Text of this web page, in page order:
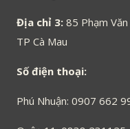
Địa chỉ 3: 85 Phạm
TP Cà Mau
Số điện thoại:
Phú Nhuận: 0907 662